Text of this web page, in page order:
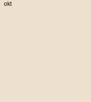
okt